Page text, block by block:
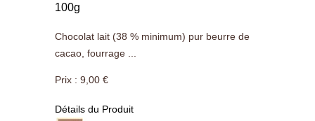
100g
Chocolat lait (38 % minimum) pur beurre de
cacao, fourrage ...
Prix : 9,00 €
Détails du Produit